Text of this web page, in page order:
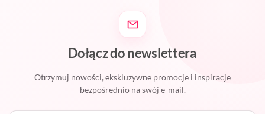
Dołącz do newslettera
Otrzymuj nowości, ekskluzywne promocje i inspiracje
bezpośrednio na swój e-mail.